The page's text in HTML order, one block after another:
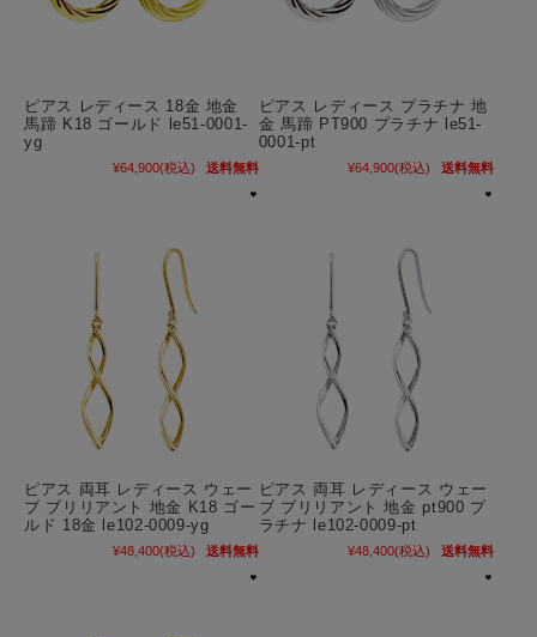
ピアス レディース 18金 地金
馬蹄 K18 ゴールド le51-0001-
yg
¥64,900(税込) 送料無料
ピアス レディース プラチナ 地
金 馬蹄 PT900 プラチナ le51-
0001-pt
¥64,900(税込) 送料無料
ピアス 両耳 レディース ウェー
ブ ブリリアント 地金 K18 ゴー
ルド 18金 le102-0009-yg
¥48,400(税込) 送料無料
ピアス 両耳 レディース ウェー
ブ ブリリアント 地金 pt900 プ
ラチナ le102-0009-pt
¥48,400(税込) 送料無料